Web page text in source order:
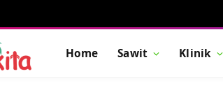
Home Sawit Klinik